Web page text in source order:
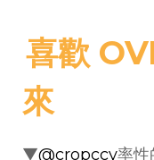
喜歡
來
▼@cropccy率性